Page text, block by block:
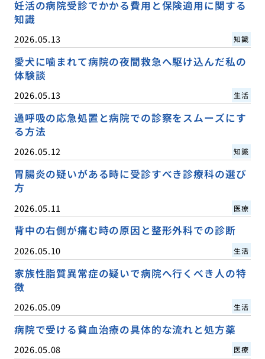
妊活の病院受診でかかる費用と保険適用に関する
知識
2026.05.13 知識
愛犬に噛まれて病院の夜間救急へ駆け込んだ私の
体験談
2026.05.13 生活
過呼吸の応急処置と病院での診察をスムーズにす
る方法
2026.05.12 知識
胃腸炎の疑いがある時に受診すべき診療科の選び
方
2026.05.11 医療
背中の右側が痛む時の原因と整形外科での診断
2026.05.10 生活
家族性脂質異常症の疑いで病院へ行くべき人の特
徴
2026.05.09 生活
病院で受ける貧血治療の具体的な流れと処方薬
2026.05.08 医療